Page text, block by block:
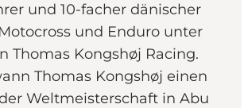
und 10-facher dänischer
und Enduro unter
Thomas Kongshøj Racing.
Thomas Kongshøj einen
Weltmeisterschaft in Abu